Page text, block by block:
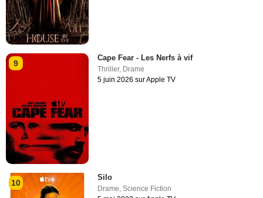
9
Cape Fear - Les Nerfs à vif
Thriller, Drame
5 juin 2026 sur Apple TV
10
Silo
Drame ,Science Fiction